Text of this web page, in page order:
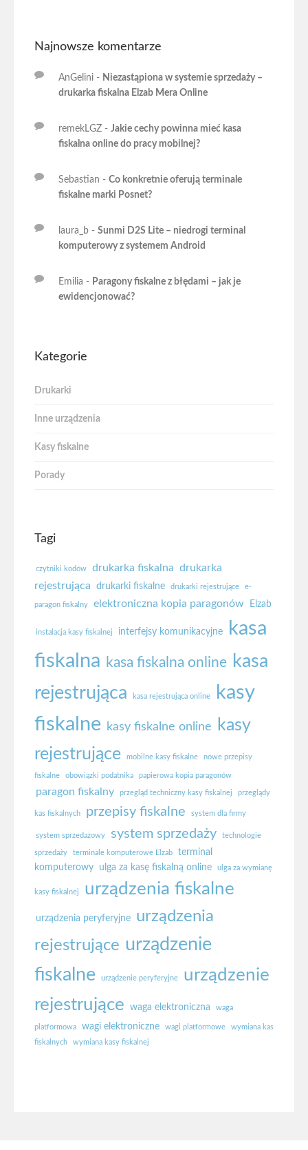
Najnowsze komentarze
AnGelini - Niezastąpiona w systemie sprzedaży –
drukarka fiskalna Elzab Mera Online
remekLGZ - Jakie cechy powinna mieć kasa
fiskalna online do pracy mobilnej?
Sebastian - Co konkretnie oferują terminale
fiskalne marki Posnet?
laura_b - Sunmi D2S Lite – niedrogi terminal
komputerowy z systemem Android
Emilia - Paragony fiskalne z błędami – jak je
ewidencjonować?
Kategorie
Drukarki
Inne urządzenia
Kasy fiskalne
Porady
Tagi
czytniki kodów drukarka fiskalna drukarka
rejestrująca
drukarki fiskalne drukarki rejestrujące e-
paragon fiskalny elektroniczna kopia paragonów Elzab
instalacja kasy fiskalnej interfejsy komunikacyjne
kasa
fiskalna kasa fiskalna online kasa
rejestrująca
kasa rejestrująca online
kasy
fiskalne kasy fiskalne online
kasy
rejestrujące
mobilne kasy fiskalne nowe przepisy
fiskalne obowiązki podatnika papierowa kopia paragonów
paragon fiskalny przegląd techniczny kasy fiskalnej przeglądy
kas fiskalnych przepisy fiskalne system dla firmy
system sprzedażowy system sprzedaży technologie
sprzedaży terminale komputerowe Elzab
terminal
komputerowy
ulga za kasę fiskalną online ulga za wymianę
kasy fiskalnej urządzenia fiskalne
urządzenia peryferyjne
urządzenia
rejestrujące urządzenie
fiskalne
urządzenie peryferyjne
urządzenie
rejestrujące
waga elektroniczna waga
platformowa wagi elektroniczne wagi platformowe
wymiana kas
fiskalnych
wymiana kasy fiskalnej